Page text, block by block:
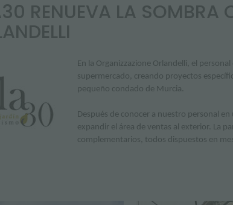
RENUEVA LA SOMBRA
En la Organizzazione Orlandelli, el
supermercado, creando proyectos
pequeño condado de Murcia.
Después de conocer a nuestro personal
expandir el área de ventas al exterior. La
complementarios, todos dispuestos en